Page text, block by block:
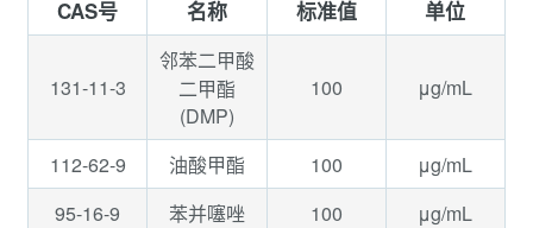
CAS号 名称 标准值 单位
131-11-3
邻苯二甲酸
二甲酯
(DMP)
100 μg/mL
112-62-9 油酸甲酯 100
μg/mL
95-16-9
苯并噻唑 100 μg/mL